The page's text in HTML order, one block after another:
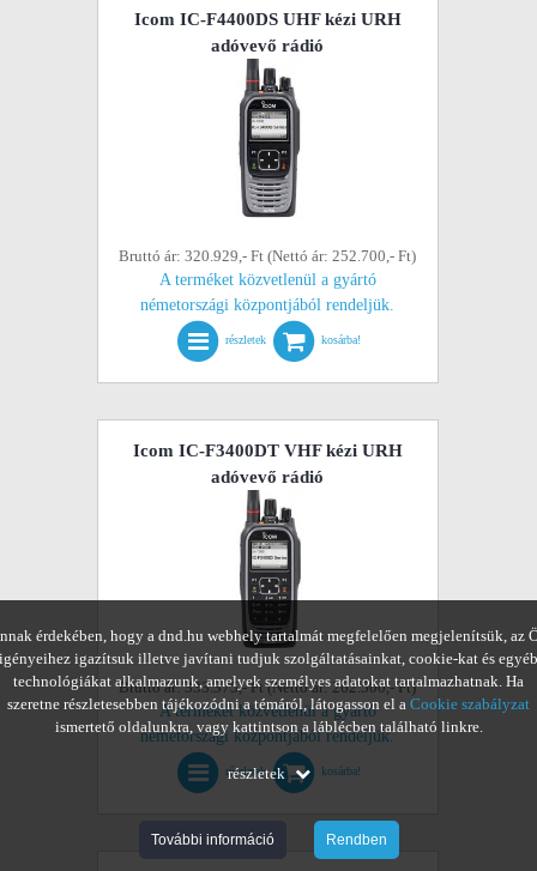
Icom IC-F4400DS UHF kézi URH
adóvevő rádió
Bruttó ár: 320.929,- Ft (Nettó ár: 252.700,- Ft)
A terméket közvetlenül a gyártó
németországi központjából rendeljük.
részletek kosárba!
Icom IC-F3400DT VHF kézi URH
adóvevő rádió
Bruttó ár: 333.375,- Ft (Nettó ár: 262.500,- Ft)
A terméket közvetlenül a gyártó
németországi központjából rendeljük.
részletek kosárba!
érdekében, hogy a dnd.hu webhely tartalmát megfelelően megjelenítsük, az
igényeihez igazítsuk illetve javítani tudjuk szolgáltatásainkat, cookie-kat és egyéb
technológiákat alkalmazunk, amelyek személyes adatokat tartalmazhatnak. Ha
szeretne részletesebben tájékozódni a témáról, látogasson el a Cookie szabályzat
ismertető oldalunkra, vagy kattintson a láblécben található linkre.
részletek
További információ Rendben